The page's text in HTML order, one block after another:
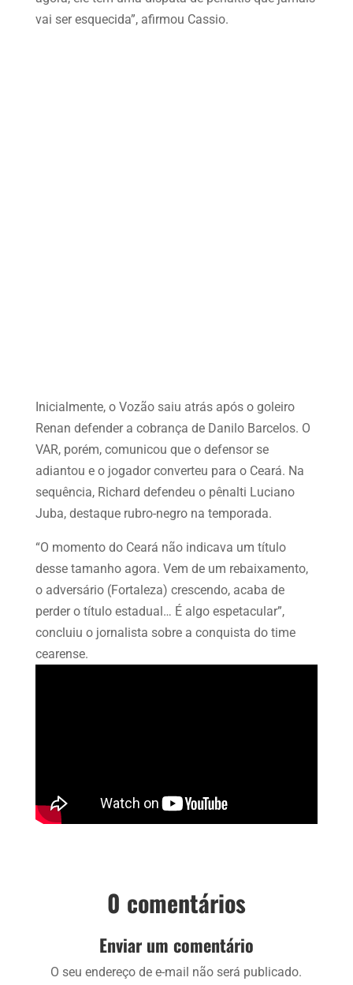
vai ser esquecida”, afirmou Cassio.
Inicialmente, o Vozão saiu atrás após o goleiro
Renan defender a cobrança de Danilo Barcelos. O
VAR, porém, comunicou que o defensor se
adiantou e o jogador converteu para o Ceará. Na
sequência, Richard defendeu o pênalti Luciano
Juba, destaque rubro-negro na temporada.
“O momento do Ceará não indicava um título
desse tamanho agora. Vem de um rebaixamento,
o adversário (Fortaleza) crescendo, acaba de
perder o título estadual… É algo espetacular”,
concluiu o jornalista sobre a conquista do time
cearense.
0 comentários
Enviar um comentário
O seu endereço de e-mail não será publicado.